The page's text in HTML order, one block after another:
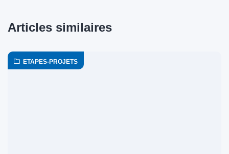
Articles similaires
ETAPES-PROJETS